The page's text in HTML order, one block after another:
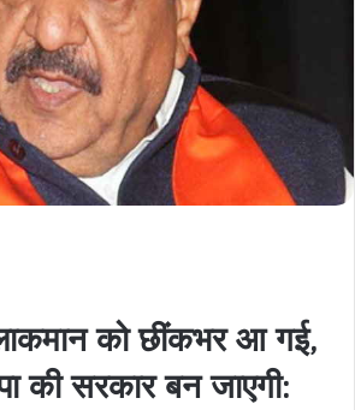
को छींकभर आ गई,
की सरकार बन जाएगी: